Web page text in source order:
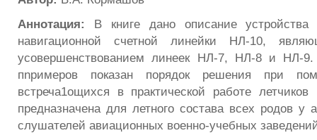
Аннотация: В книге дано описание
навигационной счетной линейки НЛ-10,
усовершенствованием линеек НЛ-7, НЛ-8 и НЛ-
пnримеров показан порядок решения при
встреча1ощихся в практической работе
предназначена для летного состава всех родов у
слушателей авиационных военно-учебных